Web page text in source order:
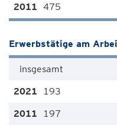
475
Erwerbstätige am
insgesamt
193
197